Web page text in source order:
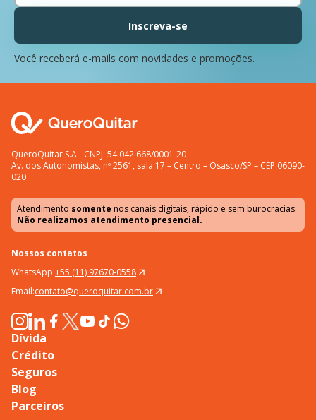
Inscreva-se
Você receberá e-mails com novidades e promoções.
QueroQuitar S.A - CNPJ: 54.042.668/0001-20
Av. dos Autonomistas, nº 2561, sala 17 – Centro – Osasco/SP – CEP 06090-
020
Atendimento somente nos canais digitais, rápido e sem burocracias.
Não realizamos atendimento presencial.
Nossos contatos
WhatsApp:+55 (11) 97670-0558
Email:contato@queroquitar.com.br
Dívida
Crédito
Seguros
Blog
Parceiros